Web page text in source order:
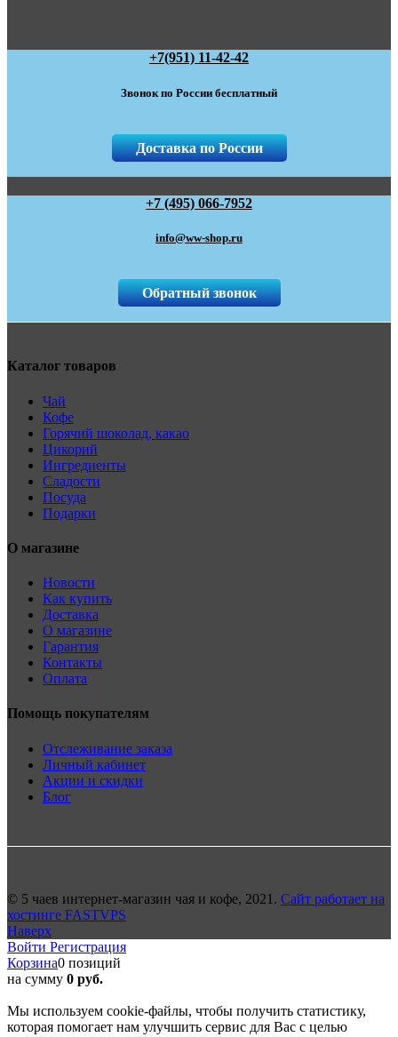
+7(951) 11-42-42
Звонок по России бесплатный
Доставка по России
+7 (495) 066-7952
info@ww-shop.ru
Обратный звонок
Каталог товаров
Чай
Кофе
Горячий шоколад, какао
Цикорий
Ингредиенты
Сладости
Посуда
Подарки
О магазине
Новости
Как купить
Доставка
О магазине
Гарантия
Контакты
Оплата
Помощь покупателям
Отслеживание заказа
Личный кабинет
Акции и скидки
Блог
© 5 чаев интернет-магазин чая и кофе, 2021. Сайт работает на
хостинге FASTVPS
Наверх
Войти Регистрация
Корзина0 позиций
на сумму 0 руб.
Мы используем cookie-файлы, чтобы получить статистику,
которая помогает нам улучшить сервис для Вас с целью